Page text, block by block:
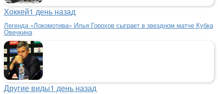
Хоккей1 день назад
Легенда «Локомотива» Илья Горохов сыграет в звездном матче Кубка
Овечкина
Другие виды1 день назад